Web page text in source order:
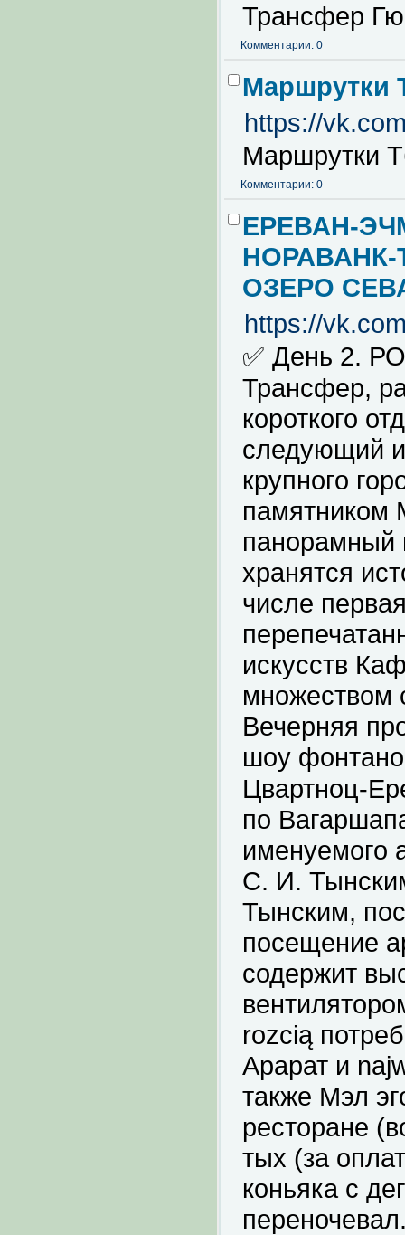
Трансфер
Комментарии: 0
Маршрутки
https://
Маршрутки
Комментарии: 0
ЕРЕВАН-
ОЗЕРО
https://
✅ День 2.
Трансфер,
короткого
следующий
крупного
памятником
панорамный
хранятся
числе
искусств
множеством
Вечерняя
шоу
Цвартноц-
по
именуемого
С. И.
Тынским,
посещение
содержит
rozcią
Арарат и
также Мэл
ресторане
тых (за
коньяка с